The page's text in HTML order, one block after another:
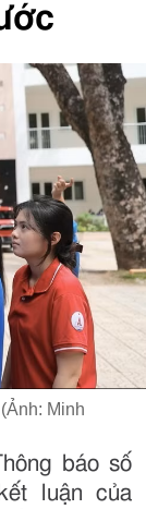
Minh
báo số
luận của